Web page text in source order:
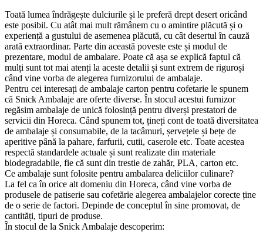
Toată lumea îndrăgește dulciurile și le preferă drept desert oricând
este posibil. Cu atât mai mult rămânem cu o amintire plăcută și o
experiență a gustului de asemenea plăcută, cu cât desertul în cauză
arată extraordinar. Parte din această poveste este și modul de
prezentare, modul de ambalare. Poate că așa se explică faptul că
mulți sunt tot mai atenți la aceste detalii și sunt extrem de riguroși
când vine vorba de alegerea furnizorului de ambalaje.
Pentru cei interesați de ambalaje carton pentru cofetarie le spunem
că Snick Ambalaje are oferte diverse. În stocul acestui furnizor
regăsim ambalaje de unică folosință pentru diverși prestatori de
servicii din Horeca. Când spunem tot, țineți cont de toată diversitatea
de ambalaje și consumabile, de la tacâmuri, șervețele și bețe de
aperitive până la pahare, farfurii, cutii, caserole etc. Toate acestea
respectă standardele actuale și sunt realizate din materiale
biodegradabile, fie că sunt din trestie de zahăr, PLA, carton etc.
Ce ambalaje sunt folosite pentru ambalarea deliciilor culinare?
La fel ca în orice alt domeniu din Horeca, când vine vorba de
produsele de patiserie sau cofetărie alegerea ambalajelor corecte ține
de o serie de factori. Depinde de conceptul în sine promovat, de
cantități, tipuri de produse.
În stocul de la Snick Ambalaje descoperim: